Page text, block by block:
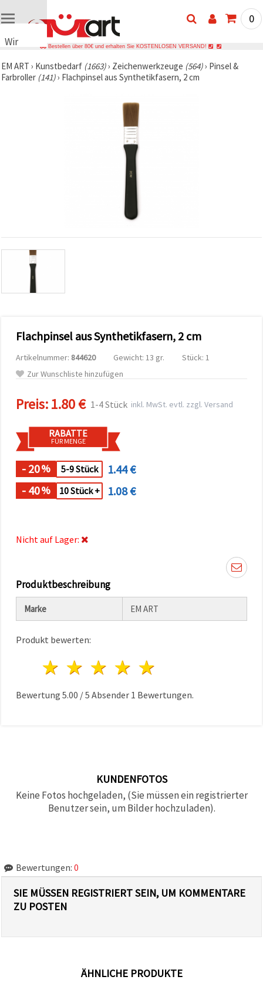
Wir
Cookies
🍪 Wir
den
Datenverkehr
analysieren
auch mit
unserer
Analyse
Sie können
Cookies
akzeptieren,
ablehnen
oder Ihre
Auswahl in
Einstellungen
individuell
festlegen.
jederzeit
Datenschutzerklärung
Cookie-
Richtlinie
Alle
Cookie-
0
Bestellen über 80€ und erhalten Sie KOSTENLOSEN VERSAND!
EM ART › Kunstbedarf (1663)› Zeichenwerkzeuge (564)› Pinsel &
Farbroller (141)› Flachpinsel aus Synthetikfasern, 2 cm
Flachpinsel aus Synthetikfasern, 2 cm
Artikelnummer: 844620 Gewicht: 13 gr.
Stück: 1
Zur Wunschliste hinzufügen
Preis:1.80 € 1-4 Stück inkl. MwSt. evtl. zzgl. Versand
RABATTE
FÜR MENGE
- 20% 5-9 Stück
1.44 €
- 40% 10 Stück + 1.08 €
Nicht auf Lager:
Produktbeschreibung
Marke EM ART
Produkt bewerten:
4 Sterne
3 Sterne
2 Sterne
1 Stern
Bewertung 5.00 /5 Absender 1 Bewertungen.
KUNDENFOTOS
Keine Fotos hochgeladen, (Sie müssen ein registrierter
Benutzer sein, um Bilder hochzuladen).
Bewertungen: 0
SIE MÜSSEN REGISTRIERT SEIN, UM KOMMENTARE
ZU POSTEN
ÄHNLICHE PRODUKTE